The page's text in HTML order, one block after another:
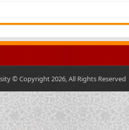
© Copyright 2026, All Rights Reserved